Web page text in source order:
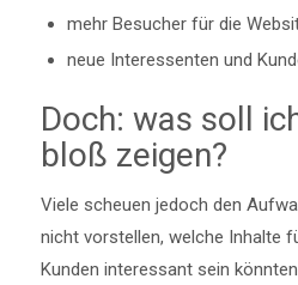
mehr Besucher für die
neue Interessenten und
Doch: was soll
bloß zeigen?
Viele scheuen jedoch den
nicht vorstellen, welche Inhalte
Kunden interessant sein